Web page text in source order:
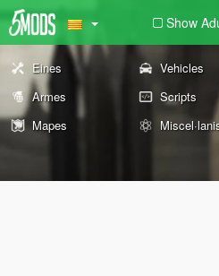
Show
Eines Vehicles
Armes
Scripts
Mapes